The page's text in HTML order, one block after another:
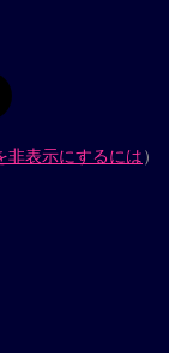
非表示にするには）